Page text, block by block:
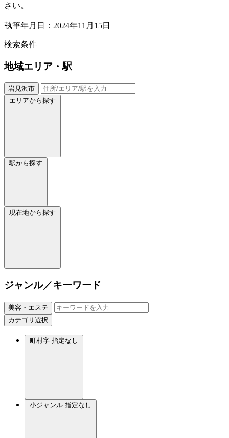
さい。
執筆年月日：2024年11月15日
検索条件
地域エリア・駅
岩見沢市
エリアから探す
駅から探す
現在地から探す
ジャンル／キーワード
美容・エステ
カテゴリ選択
町村字 指定なし
小ジャンル 指定なし